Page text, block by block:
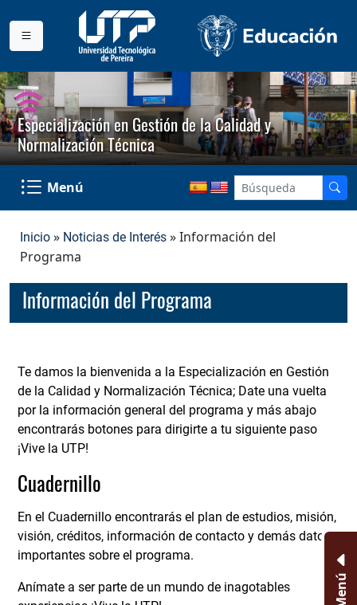
Especialización en Gestión de la Calidad y
Normalización Técnica
Menú
Inicio » Noticias de Interés » Información del
Programa
Información del Programa
Te damos la bienvenida a la Especialización en Gestión
de la Calidad y Normalización Técnica; Date una vuelta
por la información general del programa y más abajo
encontrarás botones para dirigirte a tu siguiente paso
¡Vive la UTP!
Cuadernillo
En el Cuadernillo encontrarás el plan de estudios, misión,
visión, créditos, información de contacto y demás datos
importantes sobre el programa.
Anímate a ser parte de un mundo de inagotables
Menú